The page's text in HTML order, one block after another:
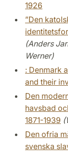
1926
”Den
(Anders
Werner)
: Denmark
and their
Den
havsbad
1871-1939
Den ofria
svenska